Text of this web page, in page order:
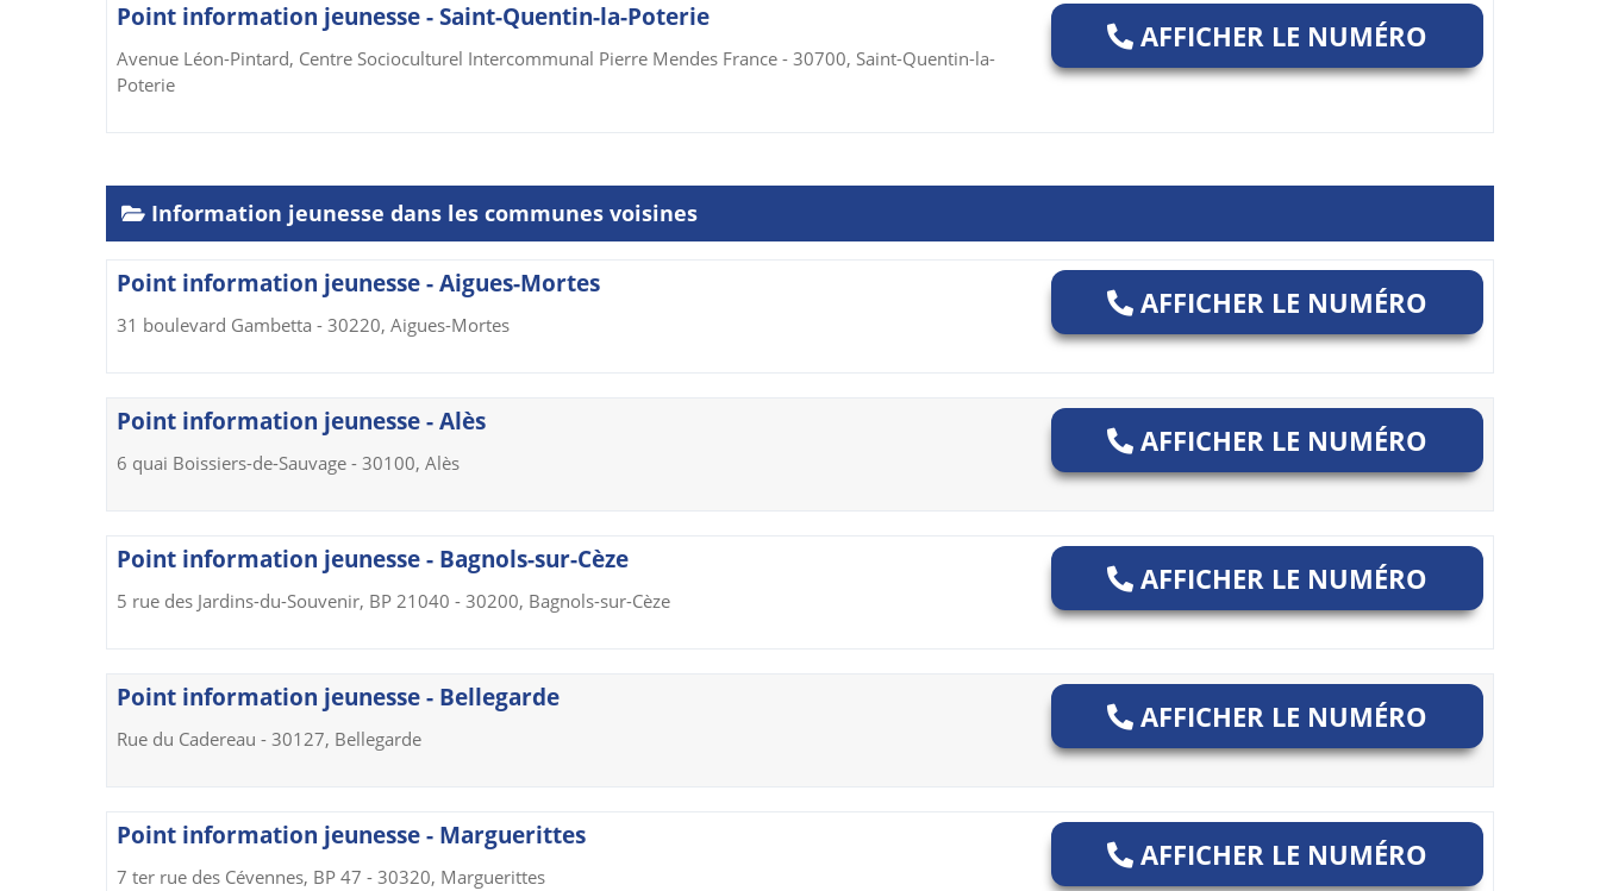
Point information jeunesse - Saint-Quentin-la-Poterie
Avenue Léon-Pintard, Centre Socioculturel Intercommunal Pierre Mendes France - 30700, Saint-Quentin-la-
Poterie
AFFICHER LE NUMÉRO
Information jeunesse dans les communes voisines
Point information jeunesse - Aigues-Mortes
31 boulevard Gambetta - 30220, Aigues-Mortes
AFFICHER LE NUMÉRO
Point information jeunesse - Alès
6 quai Boissiers-de-Sauvage - 30100, Alès
AFFICHER LE NUMÉRO
Point information jeunesse - Bagnols-sur-Cèze
5 rue des Jardins-du-Souvenir, BP 21040 - 30200, Bagnols-sur-Cèze
AFFICHER LE NUMÉRO
Point information jeunesse - Bellegarde
Rue du Cadereau - 30127, Bellegarde
AFFICHER LE NUMÉRO
Point information jeunesse - Marguerittes
7 ter rue des Cévennes, BP 47 - 30320, Marguerittes
AFFICHER LE NUMÉRO